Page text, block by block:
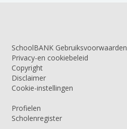
SchoolBANK Gebruiksvoorwaarden
Privacy-en cookiebeleid
Copyright
Disclaimer
Cookie-instellingen
Profielen
Scholenregister